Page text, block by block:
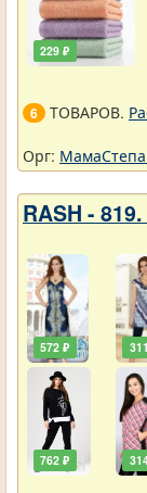
229 ₽
6 ТОВАРОВ.
Орг:
RASH -
572 ₽
762 ₽